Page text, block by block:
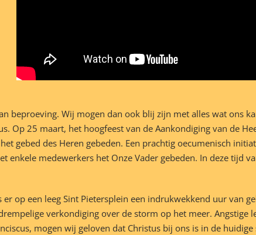
beproeving. Wij mogen dan ook blij zijn met alles wat ons
Op 25 maart, het hoogfeest van de Aankondiging van de
gebed des Heren gebeden. Een prachtig oecumenisch
enkele medewerkers het Onze Vader gebeden. In deze tijd
op een leeg Sint Pietersplein een indrukwekkend uur van
verkondiging over de storm op het meer.
mogen wij geloven dat Christus bij ons is in de